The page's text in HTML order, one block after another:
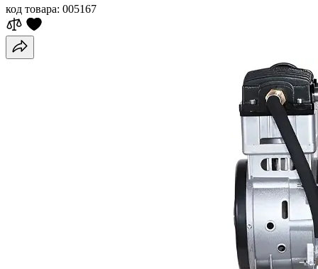
код товара: 005167